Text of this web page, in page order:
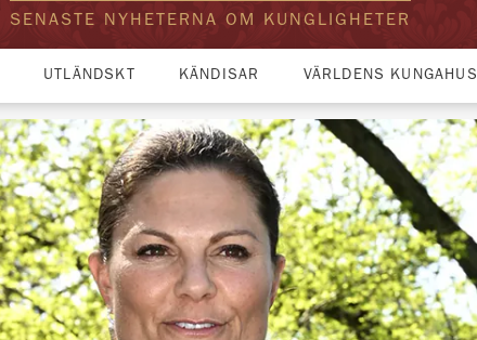
SENASTE NYHETERNA OM KUNGLIGHETER
UTLÄNDSKT KÄNDISAR VÄRLDENS KUNGAHUS